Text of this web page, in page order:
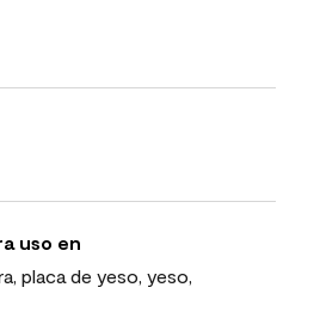
uso en
placa de yeso, yeso,